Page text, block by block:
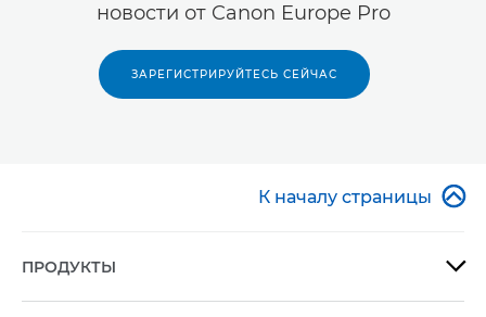
новости от Canon Europe Pro
ЗАРЕГИСТРИРУЙТЕСЬ СЕЙЧАС
К началу страницы 
ПРОДУКТЫ 